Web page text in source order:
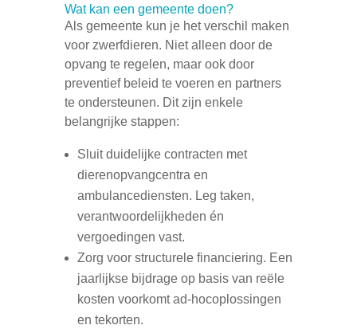
Wat kan een gemeente doen?
Als gemeente kun je het verschil maken
voor zwerfdieren. Niet alleen door de
opvang te regelen, maar ook door
preventief beleid te voeren en partners
te ondersteunen. Dit zijn enkele
belangrijke stappen:
Sluit duidelijke contracten met
dierenopvangcentra en
ambulancediensten. Leg taken,
verantwoordelijkheden én
vergoedingen vast.
Zorg voor structurele financiering. Een
jaarlijkse bijdrage op basis van reële
kosten voorkomt ad-hocoplossingen
en tekorten.